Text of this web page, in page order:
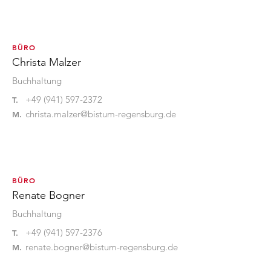
BÜRO
Christa Malzer
Buchhaltung
T. +49 (941) 597-2372
M. christa.malzer@bistum-regensburg.de
BÜRO
Renate Bogner
Buchhaltung
T. +49 (941) 597-2376
M. renate.bogner@bistum-regensburg.de